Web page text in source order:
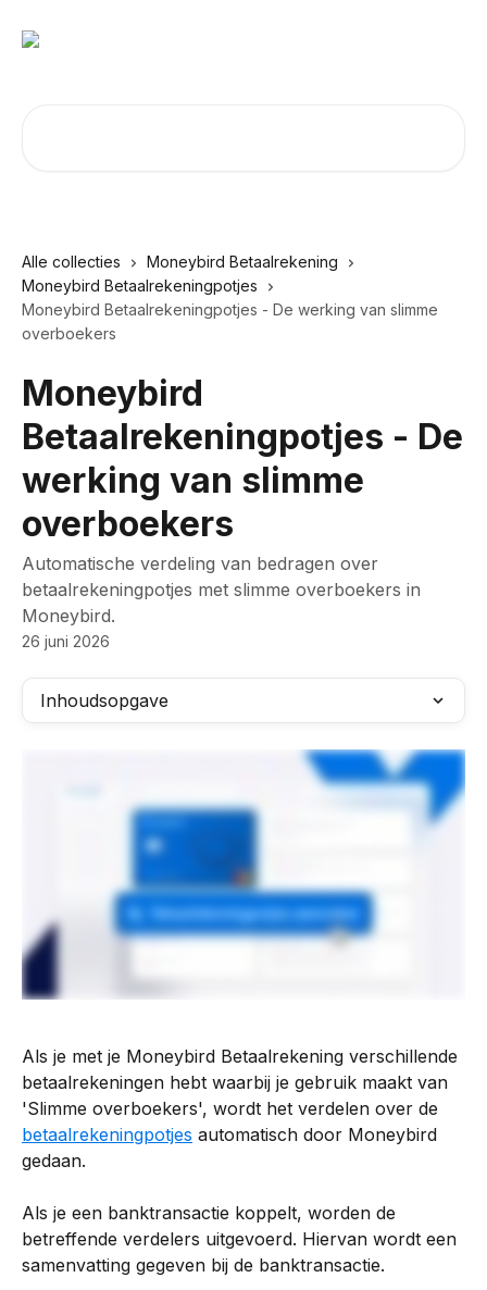
Alle collecties
Moneybird Betaalrekening
Moneybird Betaalrekeningpotjes
Moneybird Betaalrekeningpotjes - De werking van slimme
overboekers
Moneybird
Betaalrekeningpotjes - De
werking van slimme
overboekers
Automatische verdeling van bedragen over
betaalrekeningpotjes met slimme overboekers in
Moneybird.
26 juni 2026
Inhoudsopgave
Als je met je Moneybird Betaalrekening verschillende
betaalrekeningen hebt waarbij je gebruik maakt van
'Slimme overboekers', wordt het verdelen over de
betaalrekeningpotjes automatisch door Moneybird
gedaan.
Als je een banktransactie koppelt, worden de
betreffende verdelers uitgevoerd. Hiervan wordt een
samenvatting gegeven bij de banktransactie.